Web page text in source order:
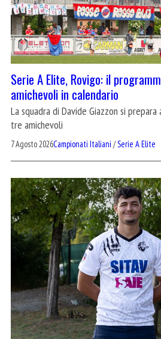
Serie A Elite, Rovigo: il
amichevoli in calendario
La squadra di Davide Giazzon si
tre amichevoli
7 Agosto 2026Campionati Italiani /Serie A Elite